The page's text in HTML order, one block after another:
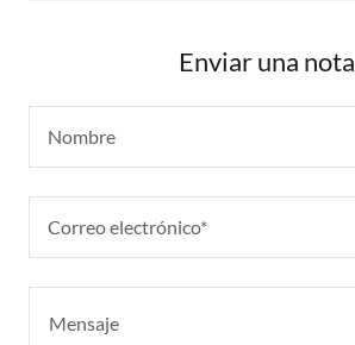
Enviar una nota
Nombre
Correo electrónico*